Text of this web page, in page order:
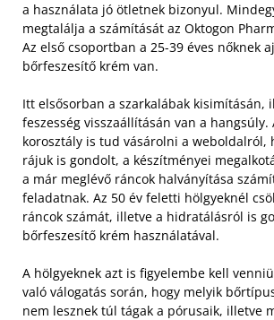
a használata jó ötletnek bizonyul.
megtalálja a számítását az Oktogon
Az első csoportban a 25-39 éves nőknek
bőrfeszesítő krém van.
Itt elsősorban a szarkalábak kisimításán,
feszesség visszaállításán van a hangsúly.
korosztály is tud vásárolni a weboldalról,
rájuk is gondolt, a készítményei
a már meglévő ráncok halványítása
feladatnak. Az 50 év feletti hölgyeknél
ráncok számát, illetve a hidratálásról is
bőrfeszesítő krém használatával.
A hölgyeknek azt is figyelembe kell
való válogatás során, hogy melyik
nem lesznek túl tágak a pórusaik, illetve